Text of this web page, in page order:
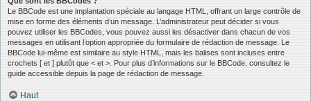
Le BBCode est une implantation spéciale au langage HTML, offrant un large contrôle de
mise en forme des éléments d’un message. L’administrateur peut décider si vous
pouvez utiliser les BBCodes, vous pouvez aussi les désactiver dans chacun de vos
messages en utilisant l’option appropriée du formulaire de rédaction de message. Le
BBCode lui-même est similaire au style HTML, mais les balises sont incluses entre
crochets [ et ] plutôt que < et >. Pour plus d’informations sur le BBCode, consultez le
guide accessible depuis la page de rédaction de message.
Haut